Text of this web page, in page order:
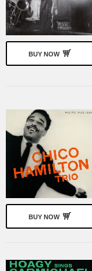
BUY NOW
BUY NOW